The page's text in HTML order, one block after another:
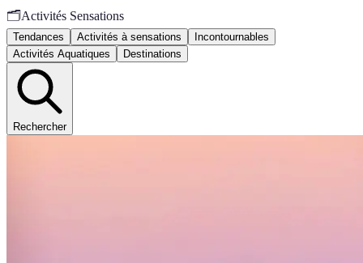
🗂️Activités Sensations
Tendances Activités à sensations
Incontournables
Activités Aquatiques
Destinations
Rechercher